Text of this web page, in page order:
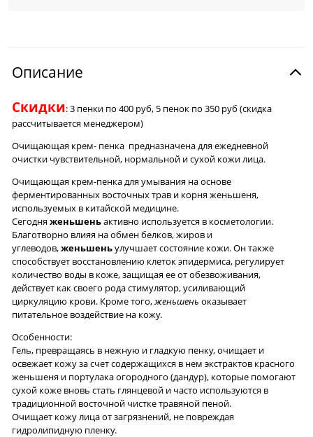
Описание
Скидки: 3 пенки по 400 руб, 5 пенок по 350 руб (скидка
рассчитывается менеджером)
Очищающая крем- пенка предназначена для ежедневной
очистки чувствительной, нормальной и сухой кожи лица.
Очищающая крем-пенка для умывания на основе
ферментированных восточных трав и корня женьшеня,
используемых в китайской медицине.
Сегодняженьшеньактивно используется в косметологии.
Благотворно влияя на обмен белков, жиров и
углеводов,женьшеньулучшает состояние кожи. Он также
способствует восстановлению клеток эпидермиса, регулирует
количество воды в коже, защищая ее от обезвоживания,
действует как своего рода стимулятор, усиливающий
циркуляцию крови. Кроме того,женьшень оказывает
питательное воздействие на кожу.
Особенности:
Гель, превращаясь в нежную и гладкую пенку, очищает и
освежает кожу за счет содержащихся в нем экстрактов красного
женьшеня и портулака огородного (дандур), которые помогают
сухой коже вновь стать глянцевой и часто используются в
традиционной восточной чистке травяной пеной.
Очищает кожу лица от загрязнений, не повреждая
гидролипидную пленку.